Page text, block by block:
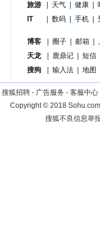
旅游
天气 健康
IT
数码 手机
博客 圈子 邮箱
天龙
鹿鼎记
短信
搜狗
输入法 地图
搜狐招聘 - 广告服务 - 客服中心
Copyright©2018
搜狐不良信息举